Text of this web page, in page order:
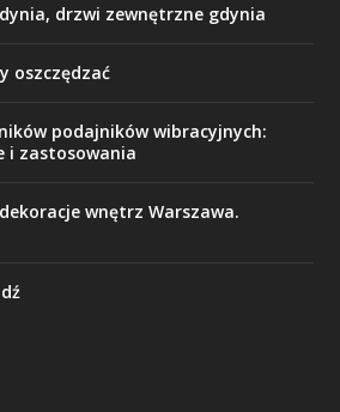
drzwi zewnętrzne gdynia
oszczędzać
podajników wibracyjnych:
i zastosowania
wnętrz Warszawa.